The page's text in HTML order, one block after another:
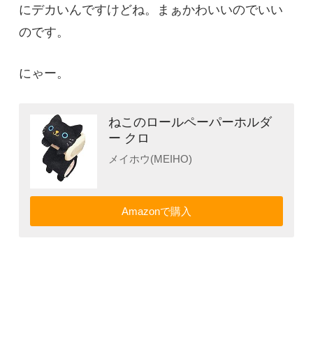
にデカいんですけどね。まぁかわいいのでいい
のです。
にゃー。
ねこのロールペーパーホルダ
ー クロ
メイホウ(MEIHO)
Amazonで購入